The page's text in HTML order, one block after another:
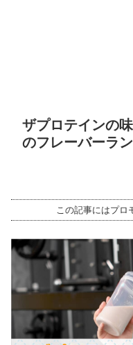
ザプロテインの
のフレーバーラ
この記事にはプロ